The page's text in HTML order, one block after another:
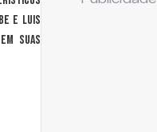
e Luis
suas